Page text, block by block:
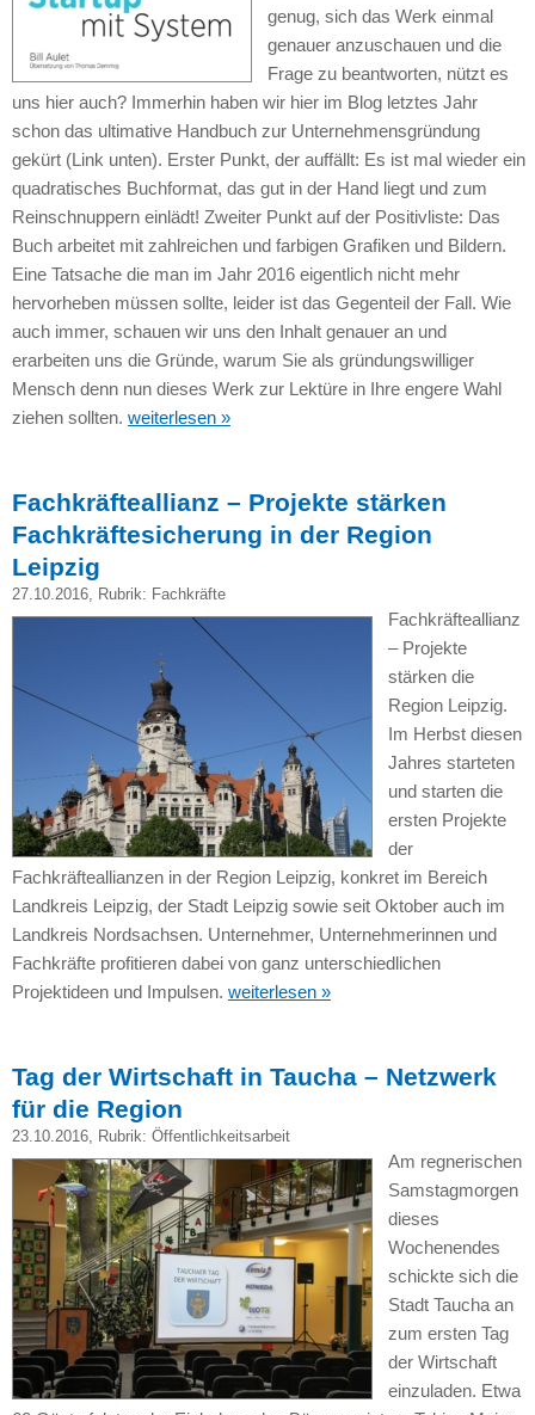
genug, sich das Werk einmal
genauer anzuschauen und die
Frage zu beantworten, nützt es
uns hier auch? Immerhin haben wir hier im Blog letztes Jahr
schon das ultimative Handbuch zur Unternehmensgründung
gekürt (Link unten). Erster Punkt, der auffällt: Es ist mal wieder ein
quadratisches Buchformat, das gut in der Hand liegt und zum
Reinschnuppern einlädt! Zweiter Punkt auf der Positivliste: Das
Buch arbeitet mit zahlreichen und farbigen Grafiken und Bildern.
Eine Tatsache die man im Jahr 2016 eigentlich nicht mehr
hervorheben müssen sollte, leider ist das Gegenteil der Fall. Wie
auch immer, schauen wir uns den Inhalt genauer an und
erarbeiten uns die Gründe, warum Sie als gründungswilliger
Mensch denn nun dieses Werk zur Lektüre in Ihre engere Wahl
ziehen sollten. weiterlesen »
Fachkräfteallianz – Projekte stärken
Fachkräftesicherung in der Region
Leipzig
27.10.2016, Rubrik: Fachkräfte
Fachkräfteallianz
– Projekte
stärken die
Region Leipzig.
Im Herbst diesen
Jahres starteten
und starten die
ersten Projekte
der
Fachkräfteallianzen in der Region Leipzig, konkret im Bereich
Landkreis Leipzig, der Stadt Leipzig sowie seit Oktober auch im
Landkreis Nordsachsen. Unternehmer, Unternehmerinnen und
Fachkräfte profitieren dabei von ganz unterschiedlichen
Projektideen und Impulsen. weiterlesen »
Tag der Wirtschaft in Taucha – Netzwerk
für die Region
23.10.2016, Rubrik: Öffentlichkeitsarbeit
Am regnerischen
Samstagmorgen
dieses
Wochenendes
schickte sich die
Stadt Taucha an
zum ersten Tag
der Wirtschaft
einzuladen. Etwa